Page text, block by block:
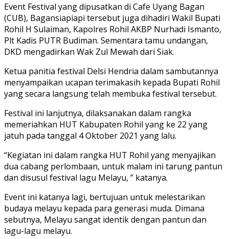
Event Festival yang dipusatkan di Cafe Uyang Bagan
(CUB), Bagansiapiapi tersebut juga dihadiri Wakil Bupati
Rohil H Sulaiman, Kapolres Rohil AKBP Nurhadi Ismanto,
Plt Kadis PUTR Budiman. Sementara tamu undangan,
DKD mengadirkan Wak Zul Mewah dari Siak.
Ketua panitia festival Delsi Hendria dalam sambutannya
menyampaikan ucapan terimakasih kepada Bupati Rohil
yang secara langsung telah membuka festival tersebut.
Festival ini lanjutnya, dilaksanakan dalam rangka
memeriahkan HUT Kabupaten Rohil yang ke 22 yang
jatuh pada tanggal 4 Oktober 2021 yang lalu.
“Kegiatan ini dalam rangka HUT Rohil yang menyajikan
dua cabang perlombaan, untuk malam ini tarung pantun
dan disusul festival lagu Melayu, ” katanya.
Event ini katanya lagi, bertujuan untuk melestarikan
budaya melayu kepada para generasi muda. Dimana
sebutnya, Melayu sangat identik dengan pantun dan
lagu-lagu melayu.